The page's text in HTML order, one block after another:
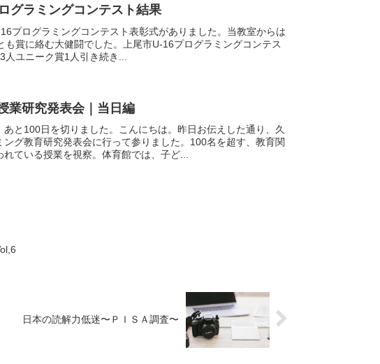
グラミングコンテスト結果
プログラミングコンテスト表彰式がありました。当教室からは
も賞に絡む大健闘でした。上尾市U-16プログラミングコンテス
ユニーク賞1人引き続き...
業研究発表会｜当日編
と100日を切りました。こんにちは。昨日お伝えした通り、久
グ教育研究発表会に行って参りました。100名を超す、教育関
ている授業を視察。体育館では、子ど...
日本の読解力低迷〜ＰＩＳＡ調査〜